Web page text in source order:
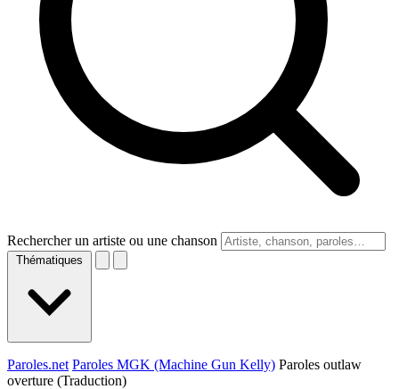
Rechercher un artiste ou une chanson
Thématiques
Paroles.net Paroles MGK (Machine Gun Kelly) Paroles outlaw
overture (Traduction)